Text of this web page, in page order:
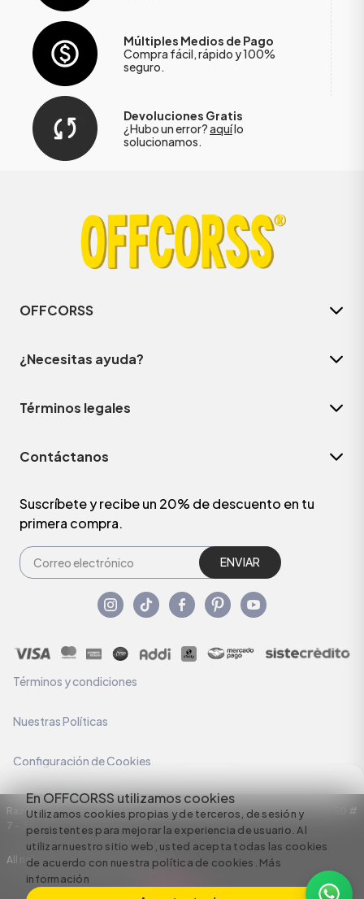
En OFFCORSS utilizamos cookies
Utilizamos cookies propias y de terceros, de sesión y
persistentes para mejorar la experiencia de usuario. Al
utilizar nuestro sitio web, usted acepta todas las cookies
de acuerdo con nuestra política de cookies. Más
información
Múltiples Medios de Pago
Compra fácil, rápido y 100%
seguro.
Devoluciones Gratis
¿Hubo un error?aquílo
solucionamos.
OFFCORSS
¿Necesitas ayuda?
Términos legales
Contáctanos
Suscríbete y recibe un 20% de descuento en tu
primera compra.
ENVIAR
Términos y condiciones
Nuestras Políticas
Configuración de Cookies
Razón Social: C.I HERMECO S.A. NIT: 890924167-6 Dirección: Carrera 50 #
7 – 35
All rights reserved empowered by